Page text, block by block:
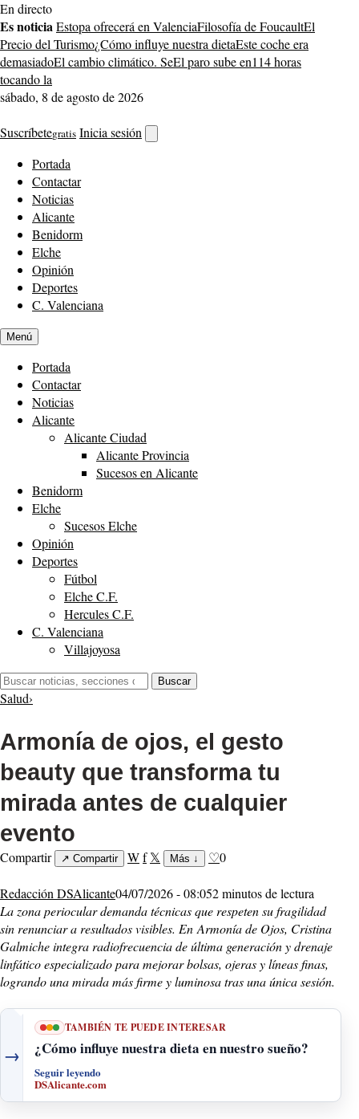
Saltar
al
contenido
En directo
Es noticiaEstopa ofrecerá en ValenciaFilosofía de FoucaultEl
Precio del Turismo¿Cómo influye nuestra dietaEste coche era
demasiadoEl cambio climático. SeEl paro sube en114 horas
tocando la
sábado, 8 de agosto de 2026
Suscríbetegratis Inicia sesión
buscador
Portada
Contactar
Noticias
Alicante
Benidorm
Elche
Opinión
Deportes
C. Valenciana
Menú
Portada
Contactar
Noticias
Alicante
Alicante Ciudad
Alicante Provincia
Sucesos en Alicante
Benidorm
Elche
Sucesos Elche
Opinión
Deportes
Fútbol
Elche C.F.
Hercules C.F.
C. Valenciana
Villajoyosa
Buscar:
Buscar
Salud›
Armonía de ojos, el gesto
beauty que transforma tu
mirada antes de cualquier
evento
Compartir ↗ Compartir Wf 𝕏 Más ↓ ♡0
Redacción DSAlicante04/07/2026 - 08:052 minutos de lectura
La zona periocular demanda técnicas que respeten su fragilidad
sin renunciar a resultados visibles. EnArmonía de Ojos, Cristina
Galmiche integra radiofrecuencia de última generación y drenaje
linfático especializado para mejorar bolsas, ojeras y líneas finas,
logrando una mirada más firme y luminosa tras una única sesión.
→
TAMBIÉN TE PUEDE INTERESAR
¿Cómo influye nuestra dieta en nuestro sueño?
Seguir leyendo
DSAlicante.com